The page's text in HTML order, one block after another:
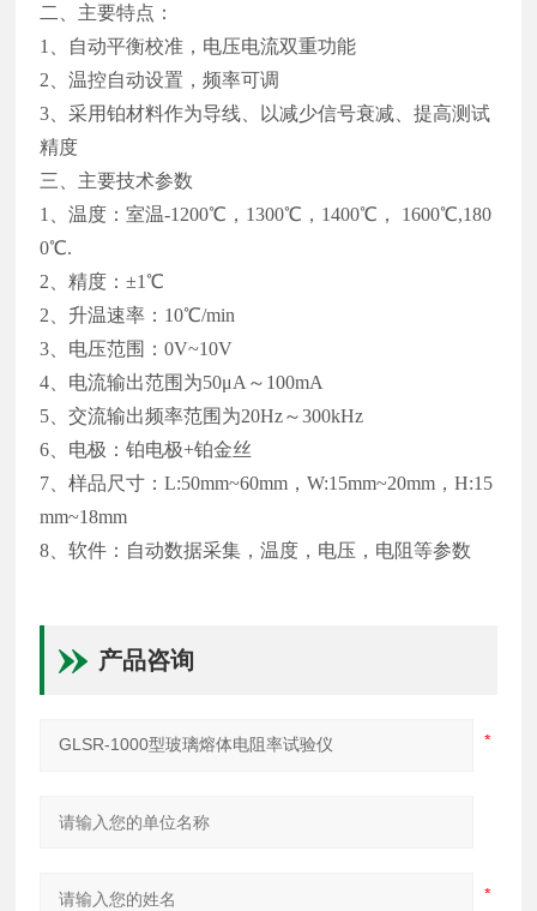
二、主要特点：
1、自动平衡校准，电压电流双重功能
2、温控自动设置，频率可调
3、采用铂材料作为导线、以减少信号衰减、提高测试
精度
三、主要技术参数
1、温度：室温-1200℃， 1300℃， 1400℃， 1600℃,180
0℃.
2、精度：±1℃
2、升温速率： 10℃/min
3、电压范围：0V~10V
4、电流输出范围为50μA～100mA
5、交流输出频率范围为20Hz～300kHz
6、电极：铂电极+铂金丝
7、样品尺寸：L:50mm~60mm，W:15mm~20mm，H:15
mm~18mm
8、软件：自动数据采集，温度，电压，电阻等参数
产品咨询